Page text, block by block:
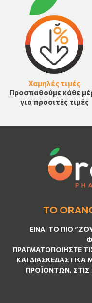
Χαμηλές τιμές
Προσπαθούμε κάθε
για προσιτές τιμές
ΤΟ
ΕΊΝΑΙ ΤO ΠΙΟ ‘’
ΠΡΑΓΜΑΤΟΠΟΙΉΣΤΕ
ΚΑΙ ΔΙΑΣΚΕΔΑΣΤΙΚΆ
ΠΡΟΪΌΝΤΩΝ, ΣΤΙΣ